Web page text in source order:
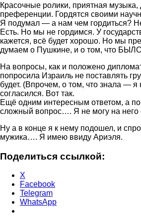
Красочные ролики, приятная
преференции. Гордятся своими
Я подумал — а нам чем гордиться?
Есть. Но мы не гордимся. У
кажется, всё будет хорошо. Но мы
думаем о Пушкине, и о том, что
На вопросы, как и положено
попросила Израиль не поставлять
будет. (Впрочем, о том, что знала —
согласился. Вот так.
Ещё одним интересным ответом, а
сложный вопрос…. Я не могу на него
Ну а в конце я к нему подошел, и
мужика…. Я имею ввиду Ариэля.
Поделиться ссылкой:
X
Facebook
Telegram
WhatsApp